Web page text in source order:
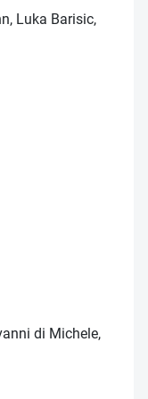
Luka Barisic,
di Michele,